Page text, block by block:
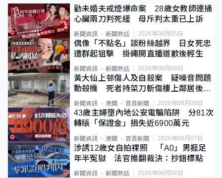
勸未婚夫戒煙爆命案 28歲女教師連捅
心臟兩刀判死緩 母斥判太重已上訴
新聞資訊 新聞熱話 2026年08月05日
偶像「不點名」談粉絲越界 日女死忠
遭群起狙擊 掛繩開直播道歉後輕生
新聞資訊 新聞熱話 2026年08月06日
黃大仙上邨傷人及自殺案 疑噪音問題
動殺機 死者持菜刀斬傷樓上鄰居後墮
斃
新聞資訊 港聞 首頁新聞 2026年08月08日
43歲主婦墮內地公安電騙陷阱 分81次
轉賬「保證金」損失近6900萬元
新聞資訊 港聞 首頁新聞 2026年08月07日
涉誘12歲女自拍祼照 「A0」男捱足
年半冤獄 法官推翻裁決：抄錯標點
新聞資訊 新聞熱話 2026年08月06日